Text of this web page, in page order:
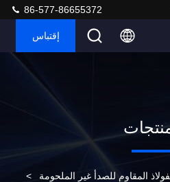
86-577-86655372
إقتباس
المقاوم للصدأ غير الملحومة >